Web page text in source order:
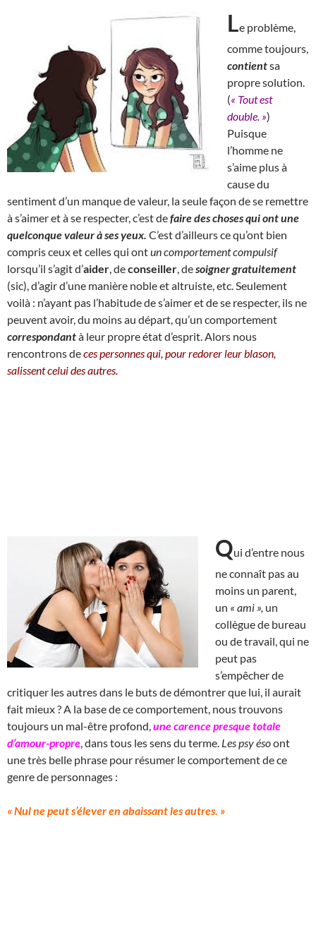
Le problème,
comme toujours,
contientsa
propre solution.
(« Tout est
double. »)
Puisque
l’homme ne
s’aime plus à
cause du
sentiment d’un manque de valeur, la seule façon de se remettre
à s’aimer et à se respecter, c’est defaire des choses qui ont une
quelconque valeur à ses yeux. C’est d’ailleurs ce qu’ont bien
compris ceux et celles qui ontun comportement compulsif
lorsqu’il s’agit d’aider , deconseiller , desoigner gratuitement
(sic), d’agir d’une manière noble et altruiste, etc. Seulement
voilà : n’ayant pas l’habitude de s’aimer et de se respecter, ils ne
peuvent avoir, du moins au départ, qu’un comportement
correspondantà leur propre état d’esprit. Alors nous
rencontrons deces personnes qui, pour redorer leur blason,
salissent celui des autres.
Qui d’entre nous
ne connaît pas au
moins un parent,
un « ami », un
collègue de bureau
ou de travail, qui ne
peut pas
s’empêcher de
critiquer les autres dans le buts de démontrer que lui, il aurait
fait mieux ? A la base de ce comportement, nous trouvons
toujours un mal-être profond, une carence presque totale
d’amour-propre , dans tous les sens du terme. Les psy ésoont
une très belle phrase pour résumer le comportement de ce
genre de personnages :
« Nul ne peut s’élever en abaissant les autres. »